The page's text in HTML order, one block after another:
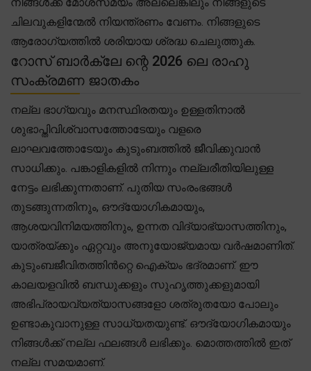
ചിലവുകളിന്മേൽ നിയന്ത്രണം വേണം. നിങ്ങളുടെ
ആരോഗ്യത്തിൽ ശരിയായ ശ്രദ്ധ ചെലുത്തുക.
റോസ് ബാർക്ലേ ന്റെ 2026 ലെ രാഹു
സംക്രമണ ജാതകം
നല്ല ഭാഗ്യവും മനസ്ഥിരതയും ഉള്ളതിനാൽ
ശുഭാപ്തിവിശ്വാസത്തോടേയും വളരെ
ലാഘവത്തോടേയും കുടുംബത്തിൽ ജീവിക്കുവാൻ
സാധിക്കും. പങ്കാളികളിൽ നിന്നും നല്ലരീതിയിലുള്ള
നേട്ടം ലഭിക്കുന്നതാണ്. പുതിയ സംരംഭങ്ങൾ
തുടങ്ങുന്നതിനും, ഔദ്യോഗികമായും,
ആശയവിനിമയത്തിനും, ഉന്നത വിദ്യാഭ്യാസത്തിനും,
യാത്രയ്ക്കും ഏറ്റവും അനുയോജ്യമായ വർഷമാണിത്.
കുടുംബജീവിതത്തിൻറ്റെ ഐക്യം ഭദ്രമാണ്. ഈ
കാലയളവിൽ ബന്ധുക്കളും സുഹൃത്തുക്കളുമായി
അഭിപ്രായവ്യത്യാസങ്ങളോ ശത്രുതയോ പോലും
ഉണ്ടാകുവാനുള്ള സാധ്യതയുണ്ട്. ഔദ്യോഗികമായും
നിങ്ങൾക്ക് നല്ല ഫലങ്ങൾ ലഭിക്കും. മൊത്തത്തിൽ ഇത്
നല്ല സമയമാണ്.